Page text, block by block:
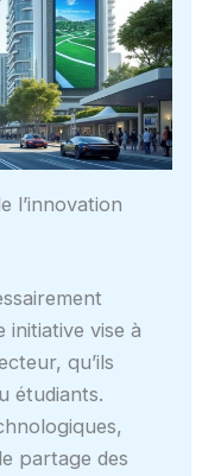
l’innovation
initiative vise à
qu’ils
étudiants.
partage des